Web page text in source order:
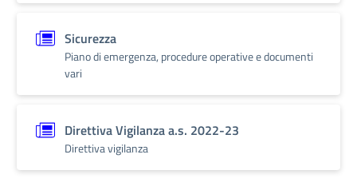
Sicurezza
Piano di emergenza, procedure operative e documenti
vari
Direttiva Vigilanza a.s. 2022-23
Direttiva vigilanza